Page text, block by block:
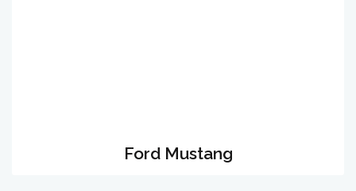
Ford Mustang